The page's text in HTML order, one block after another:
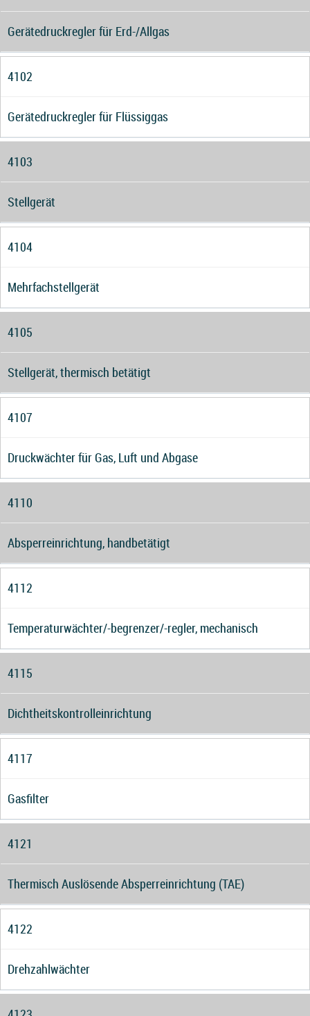
Gerätedruckregler für Erd-/Allgas
4102
Gerätedruckregler für Flüssiggas
4103
Stellgerät
4104
Mehrfachstellgerät
4105
Stellgerät, thermisch betätigt
4107
Druckwächter für Gas, Luft und Abgase
4110
Absperreinrichtung, handbetätigt
4112
Temperaturwächter/-begrenzer/-regler, mechanisch
4115
Dichtheitskontrolleinrichtung
4117
Gasfilter
4121
Thermisch Auslösende Absperreinrichtung (TAE)
4122
Drehzahlwächter